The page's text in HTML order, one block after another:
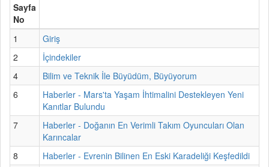
Sayfa
No
1
Giriş
2
İçindekiler
4
Bilim ve Teknik İle Büyüdüm, Büyüyorum
6
Haberler - Mars'ta Yaşam İhtimalini Destekleyen Yeni
Kanıtlar Bulundu
7
Haberler - Doğanın En Verimli Takım Oyuncuları Olan
Karıncalar
8
Haberler - Evrenin Bilinen En Eski Karadeliği Keşfedildi